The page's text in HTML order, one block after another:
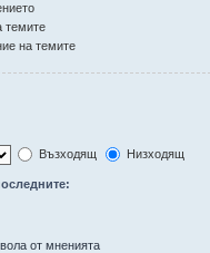
темите
на темите
Възходящ
Низходящ
от мненията